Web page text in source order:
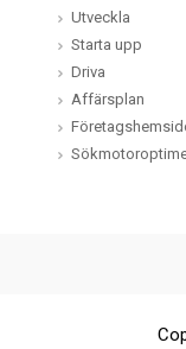
Utveckla
Starta upp
Driva
Affärsplan